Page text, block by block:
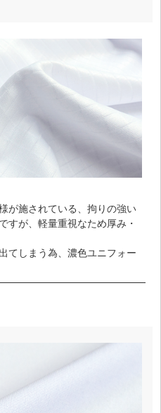
が施されている、拘りの強い
すが、軽量重視なため厚み・
てしまう為、濃色ユニフォー